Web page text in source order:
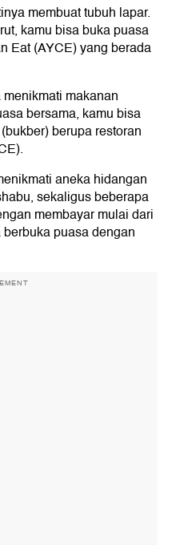
membuat tubuh lapar.
kamu bisa buka puasa
Eat (AYCE) yang berada
makanan
bersama, kamu bisa
berupa restoran
aneka hidangan
sekaligus beberapa
membayar mulai dari
puasa dengan